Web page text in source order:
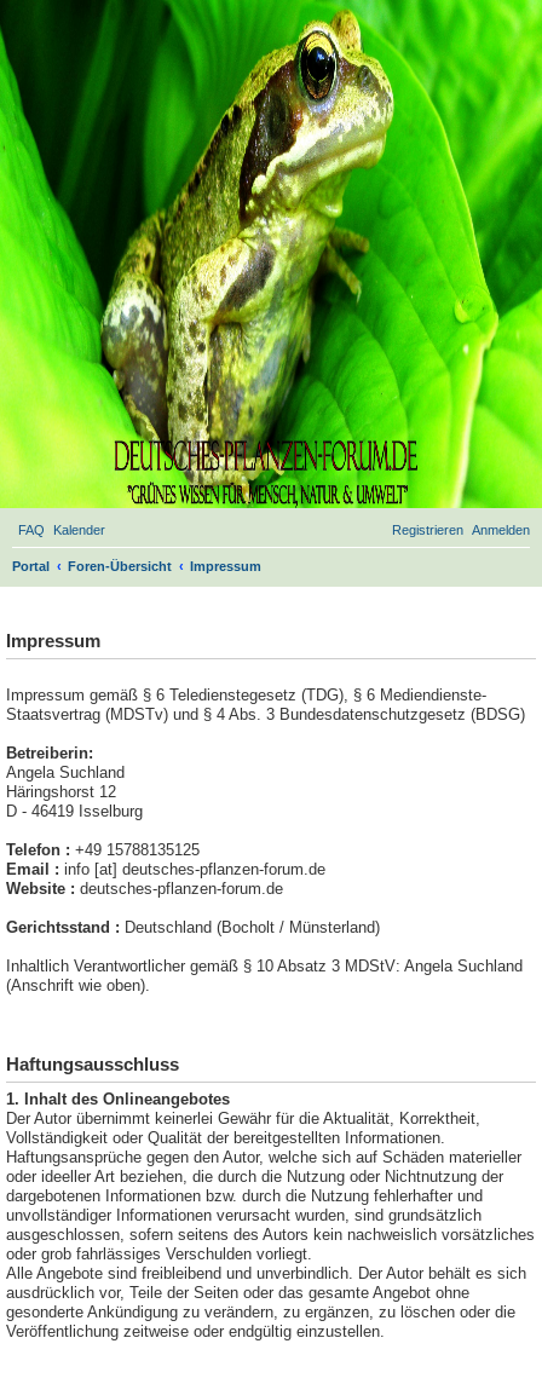
FAQ Kalender Anmelden
Registrieren
Portal Foren-Übersicht Impressum
Impressum
Impressum gemäß § 6 Teledienstegesetz (TDG), § 6 Mediendienste-
Staatsvertrag (MDSTv) und § 4 Abs. 3 Bundesdatenschutzgesetz (BDSG)
Betreiberin:
Angela Suchland
Häringshorst 12
D - 46419 Isselburg
Telefon : +49 15788135125
Email : info [at] deutsches-pflanzen-forum.de
Website : deutsches-pflanzen-forum.de
Gerichtsstand : Deutschland (Bocholt / Münsterland)
Inhaltlich Verantwortlicher gemäß § 10 Absatz 3 MDStV: Angela Suchland
(Anschrift wie oben).
Haftungsausschluss
1. Inhalt des Onlineangebotes
Der Autor übernimmt keinerlei Gewähr für die Aktualität, Korrektheit,
Vollständigkeit oder Qualität der bereitgestellten Informationen.
Haftungsansprüche gegen den Autor, welche sich auf Schäden materieller
oder ideeller Art beziehen, die durch die Nutzung oder Nichtnutzung der
dargebotenen Informationen bzw. durch die Nutzung fehlerhafter und
unvollständiger Informationen verursacht wurden, sind grundsätzlich
ausgeschlossen, sofern seitens des Autors kein nachweislich vorsätzliches
oder grob fahrlässiges Verschulden vorliegt.
Alle Angebote sind freibleibend und unverbindlich. Der Autor behält es sich
ausdrücklich vor, Teile der Seiten oder das gesamte Angebot ohne
gesonderte Ankündigung zu verändern, zu ergänzen, zu löschen oder die
Veröffentlichung zeitweise oder endgültig einzustellen.